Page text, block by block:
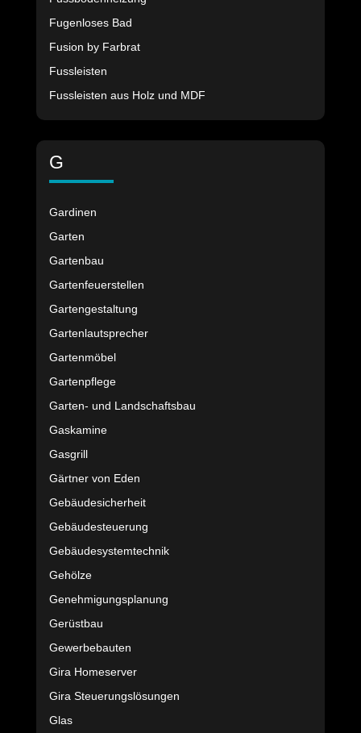
Fugenloses Bad
Fusion by Farbrat
Fussleisten
Fussleisten aus Holz und MDF
G
Gardinen
Garten
Gartenbau
Gartenfeuerstellen
Gartengestaltung
Gartenlautsprecher
Gartenmöbel
Gartenpflege
Garten- und Landschaftsbau
Gaskamine
Gasgrill
Gärtner von Eden
Gebäudesicherheit
Gebäudesteuerung
Gebäudesystemtechnik
Gehölze
Genehmigungsplanung
Gerüstbau
Gewerbebauten
Gira Homeserver
Gira Steuerungslösungen
Glas